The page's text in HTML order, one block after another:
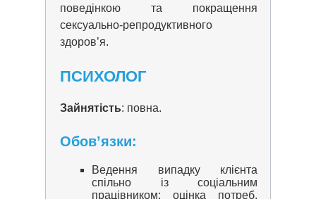
поведінкою та покращення
сексуально-репродуктивного
здоров’я.
ПСИХОЛОГ
Зайнятість: повна.
Обов’язки:
Ведення випадку клієнта
спільно із соціальним
працівником: оцінка потреб,